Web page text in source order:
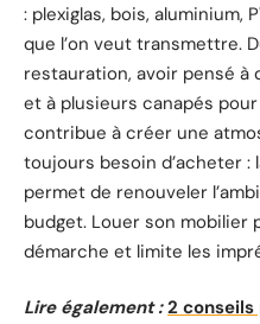
: plexiglas, bois, aluminium,
que l’on veut transmettre.
restauration, avoir pensé à
et à plusieurs canapés
contribue à créer une
toujours besoin d’acheter :
permet de renouveler
budget. Louer son mobilier
démarche et limite les
Lire également : 2